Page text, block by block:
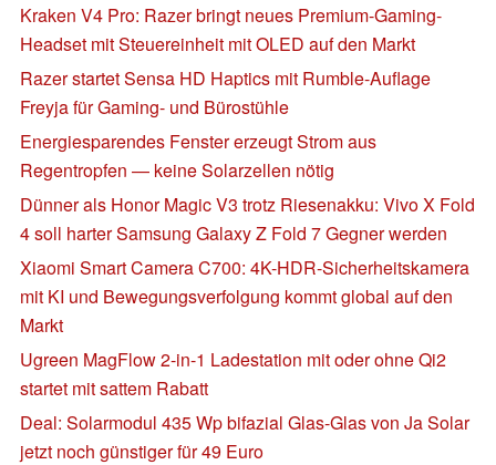
Kraken V4 Pro: Razer bringt neues Premium-Gaming-
Headset mit Steuereinheit mit OLED auf den Markt
Razer startet Sensa HD Haptics mit Rumble-Auflage
Freyja für Gaming- und Bürostühle
Energiesparendes Fenster erzeugt Strom aus
Regentropfen — keine Solarzellen nötig
Dünner als Honor Magic V3 trotz Riesenakku: Vivo X Fold
4 soll harter Samsung Galaxy Z Fold 7 Gegner werden
Xiaomi Smart Camera C700: 4K-HDR-Sicherheitskamera
mit KI und Bewegungsverfolgung kommt global auf den
Markt
Ugreen MagFlow 2-in-1 Ladestation mit oder ohne Qi2
startet mit sattem Rabatt
Deal: Solarmodul 435 Wp bifazial Glas-Glas von Ja Solar
jetzt noch günstiger für 49 Euro